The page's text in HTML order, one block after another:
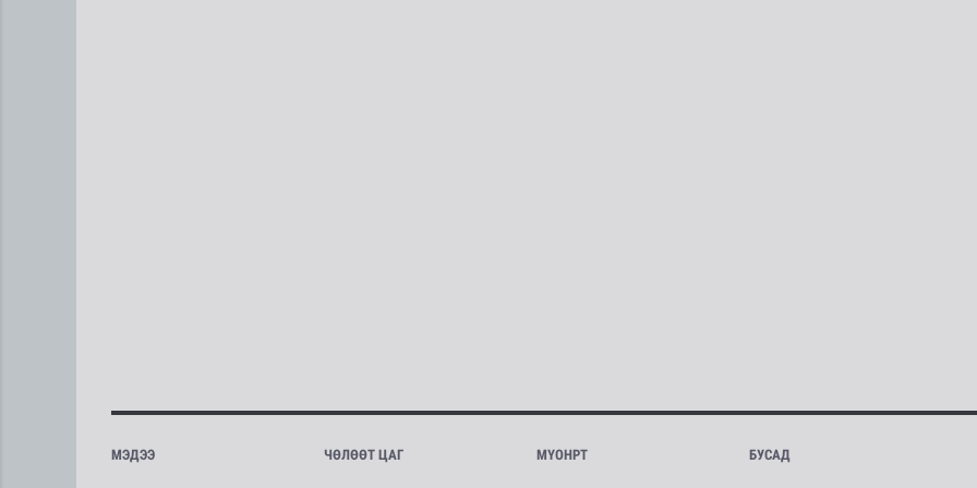
МЭДЭЭ ЧӨЛӨӨТ ЦАГ МҮОНРТ БУСАД